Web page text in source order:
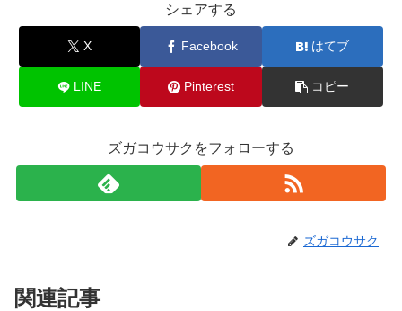
シェアする
X Facebook はてブ
LINE Pinterest コピー
ズガコウサクをフォローする
ズガコウサク
関連記事